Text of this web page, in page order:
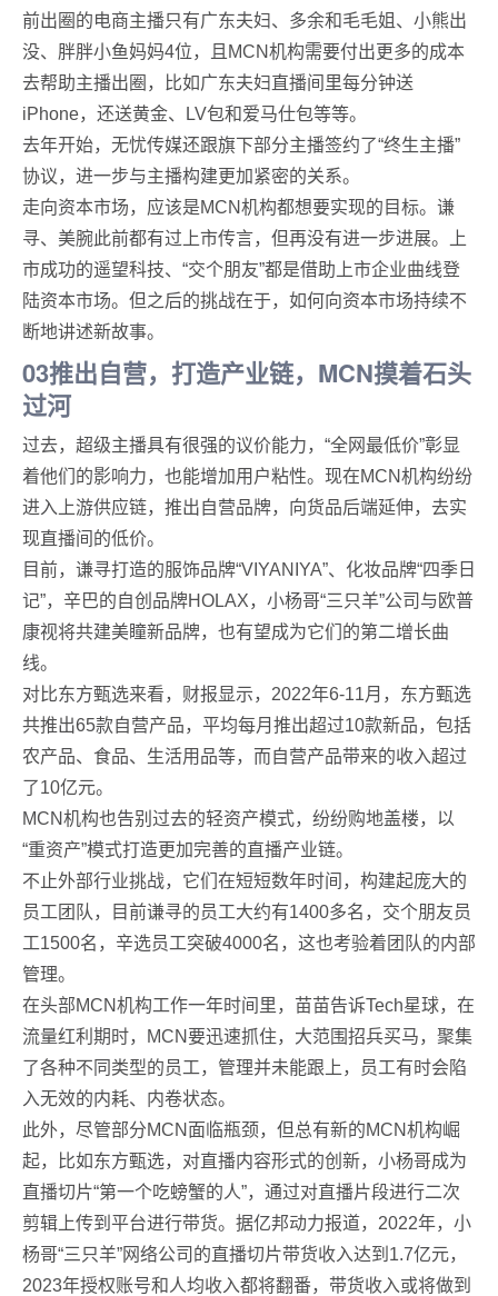
前出圈的电商主播只有广东夫妇、多余和毛毛姐、小熊出
没、胖胖小鱼妈妈4位，且MCN机构需要付出更多的成本
去帮助主播出圈，比如广东夫妇直播间里每分钟送
iPhone，还送黄金、LV包和爱马仕包等等。
去年开始，无忧传媒还跟旗下部分主播签约了“终生主播”
协议，进一步与主播构建更加紧密的关系。
走向资本市场，应该是MCN机构都想要实现的目标。谦
寻、美腕此前都有过上市传言，但再没有进一步进展。上
市成功的遥望科技、“交个朋友”都是借助上市企业曲线登
陆资本市场。但之后的挑战在于，如何向资本市场持续不
断地讲述新故事。
03推出自营，打造产业链，MCN摸着石头
过河
过去，超级主播具有很强的议价能力，“全网最低价”彰显
着他们的影响力，也能增加用户粘性。现在MCN机构纷纷
进入上游供应链，推出自营品牌，向货品后端延伸，去实
现直播间的低价。
目前，谦寻打造的服饰品牌“VIYANIYA”、化妆品牌“四季日
记”，辛巴的自创品牌HOLAX，小杨哥“三只羊”公司与欧普
康视将共建美瞳新品牌，也有望成为它们的第二增长曲
线。
对比东方甄选来看，财报显示，2022年6-11月，东方甄选
共推出65款自营产品，平均每月推出超过10款新品，包括
农产品、食品、生活用品等，而自营产品带来的收入超过
了10亿元。
MCN机构也告别过去的轻资产模式，纷纷购地盖楼，以
“重资产”模式打造更加完善的直播产业链。
不止外部行业挑战，它们在短短数年时间，构建起庞大的
员工团队，目前谦寻的员工大约有1400多名，交个朋友员
工1500名，辛选员工突破4000名，这也考验着团队的内部
管理。
在头部MCN机构工作一年时间里，苗苗告诉Tech星球，在
流量红利期时，MCN要迅速抓住，大范围招兵买马，聚集
了各种不同类型的员工，管理并未能跟上，员工有时会陷
入无效的内耗、内卷状态。
此外，尽管部分MCN面临瓶颈，但总有新的MCN机构崛
起，比如东方甄选，对直播内容形式的创新，小杨哥成为
直播切片“第一个吃螃蟹的人”，通过对直播片段进行二次
剪辑上传到平台进行带货。据亿邦动力报道，2022年，小
杨哥“三只羊”网络公司的直播切片带货收入达到1.7亿元，
2023年授权账号和人均收入都将翻番，带货收入或将做到